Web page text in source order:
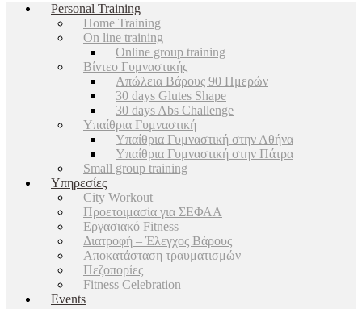
Personal Training
Home Training
On line training
Online group training
Βίντεο Γυμναστικής
Απώλεια Βάρους 90 Ημερών
30 days Glutes Shape
30 days Abs Challenge
Υπαίθρια Γυμναστική
Υπαίθρια Γυμναστική στην Αθήνα
Υπαίθρια Γυμναστική στην Πάτρα
Small group training
Υπηρεσίες
City Workout
Προετοιμασία για ΣΕΦΑΑ
Εργασιακό Fitness
Διατροφή – Έλεγχος Βάρους
Αποκατάσταση τραυματισμών
Πεζοπορίες
Fitness Celebration
Events